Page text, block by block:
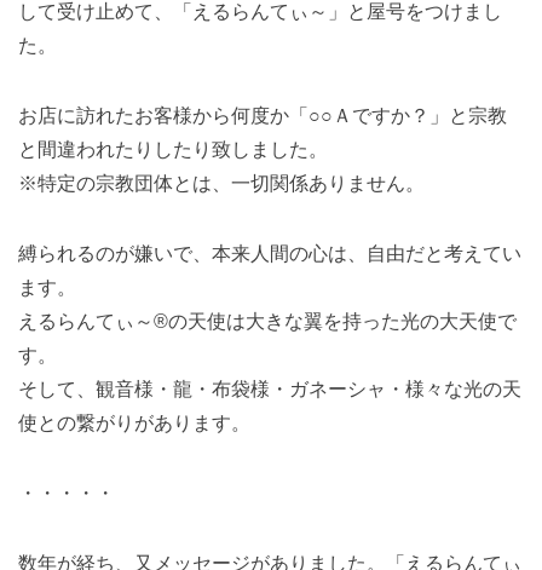
して受け止めて、「えるらんてぃ～」と屋号をつけまし
た。
お店に訪れたお客様から何度か「○○Ａですか？」と宗教
と間違われたりしたり致しました。
※特定の宗教団体とは、一切関係ありません。
縛られるのが嫌いで、本来人間の心は、自由だと考えてい
ます。
えるらんてぃ～®の天使は大きな翼を持った光の大天使で
す。
そして、観音様・龍・布袋様・ガネーシャ・様々な光の天
使との繋がりがあります。
・・・・・
数年が経ち、又メッセージがありました。「えるらんてぃ